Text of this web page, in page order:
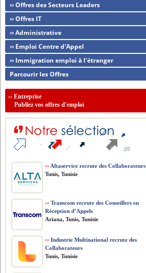
›› Offres des Secteurs Leaders
›› Offres IT
›› Administrative
›› Emploi Centre d'Appel
›› Immigration emploi à l'étranger
Parcourir les Offres
››Entreprise
Publiez vos offres d'emploi
›› Altaservice recrute des Collaborateurs
Tunis, Tunisie
›› Transcom recrute des Conseillers en
Réception d’Appels
Ariana, Tunis, Tunisie
›› Industrie Multinational recrute des
Collaborateurs
Tunis, Tunisie